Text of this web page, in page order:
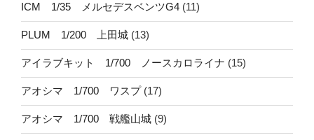
ICM 1/35 メルセデスベンツG4 (11)
PLUM 1/200 上田城 (13)
アイラブキット 1/700 ノースカロライナ (15)
アオシマ 1/700 ワスプ(17)
アオシマ 1/700 戦艦山城 (9)